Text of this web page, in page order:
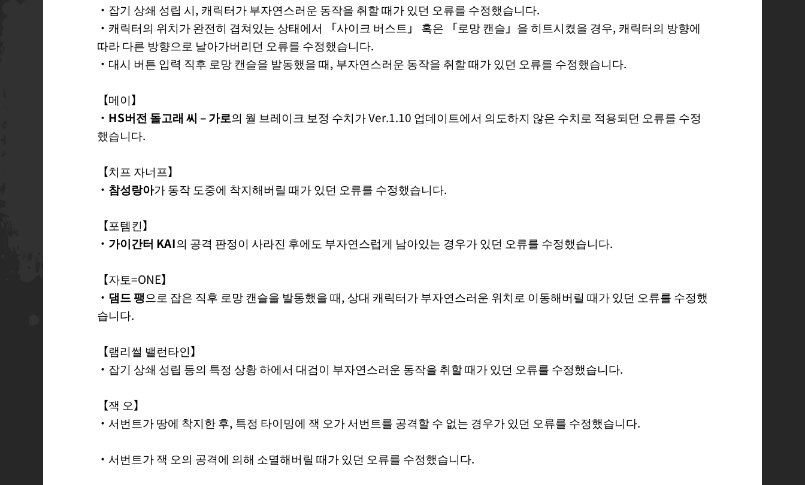
・잡기 상쇄 성립 시, 캐릭터가 부자연스러운 동작을 취할 때가 있던 오류를 수정했습니다.
・캐릭터의 위치가 완전히 겹쳐있는 상태에서 「사이크 버스트」 혹은 「로망 캔슬」을 히트시켰을 경우, 캐릭터의 방향에
따라 다른 방향으로 날아가버리던 오류를 수정했습니다.
・대시 버튼 입력 직후 로망 캔슬을 발동했을 때, 부자연스러운 동작을 취할 때가 있던 오류를 수정했습니다.
【메이】
・ HS버전 돌고래 씨 – 가로의 월 브레이크 보정 수치가 Ver.1.10 업데이트에서 의도하지 않은 수치로 적용되던 오류를 수정
했습니다.
【치프 자너프】
・ 참성랑아가 동작 도중에 착지해버릴 때가 있던 오류를 수정했습니다.
【포템킨】
・ 가이간터 KAI의 공격 판정이 사라진 후에도 부자연스럽게 남아있는 경우가 있던 오류를 수정했습니다.
【자토=ONE】
・ 댐드 팽으로 잡은 직후 로망 캔슬을 발동했을 때, 상대 캐릭터가 부자연스러운 위치로 이동해버릴 때가 있던 오류를 수정했
습니다.
【램리썰 밸런타인】
・잡기 상쇄 성립 등의 특정 상황 하에서 대검이 부자연스러운 동작을 취할 때가 있던 오류를 수정했습니다.
【잭 오】
・서번트가 땅에 착지한 후, 특정 타이밍에 잭 오가 서번트를 공격할 수 없는 경우가 있던 오류를 수정했습니다.
・서번트가 잭 오의 공격에 의해 소멸해버릴 때가 있던 오류를 수정했습니다.